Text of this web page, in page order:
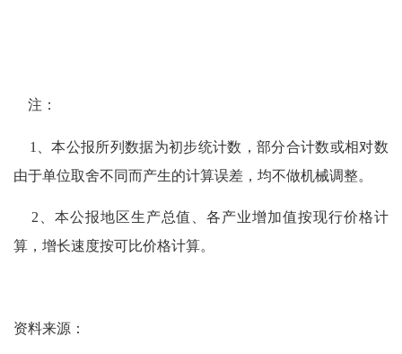
注：
1
、本公报所列数据为初步统计数，部分合计数或相对数
由于单位取舍不同而产生的计算误差，均不做机械调整。
2 、本公报地区生产总值、各产业增加值按现行价格计
算，增长速度按可比价格计算。
资料来源：